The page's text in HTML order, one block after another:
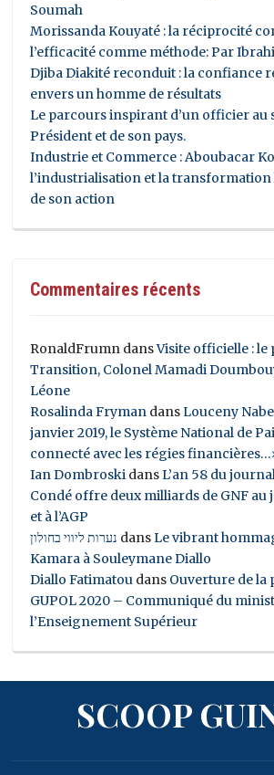
Soumah
Morissanda Kouyaté : la réciprocité
l’efficacité comme méthode: Par
Djiba Diakité reconduit : la confiance
envers un homme de résultats
Le parcours inspirant d’un officier au
Président et de son pays.
Industrie et Commerce : Aboubacar
l’industrialisation et la
de son action
Commentaires récents
RonaldFrumn dansVisite officielle : le
Transition, Colonel Mamadi
Léone
Rosalinda Fryman dansLouceny
janvier 2019, le Système National de
connecté avec les régies
Ian Dombroski dansL’an 58 du
Condé offre deux milliards de GNF
et à l’AGP
נערות ליווי בחולון dansLe vibrant
Kamara à Souleymane Diallo
Diallo Fatimatou dans Ouverture de la
GUPOL 2020 – Communiqué du
l’Enseignement Supérieur
SCOOP